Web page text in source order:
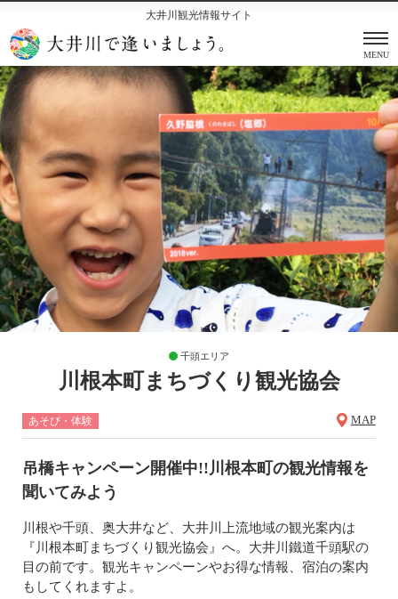
大井川観光情報サイト
MENU
千頭エリア
川根本町まちづくり観光協会
あそび・体験 MAP
吊橋キャンペーン開催中!!川根本町の観光情報を
聞いてみよう
川根や千頭、奥大井など、大井川上流地域の観光案内は
『川根本町まちづくり観光協会』へ。大井川鐵道千頭駅の
目の前です。観光キャンペーンやお得な情報、宿泊の案内
もしてくれますよ。